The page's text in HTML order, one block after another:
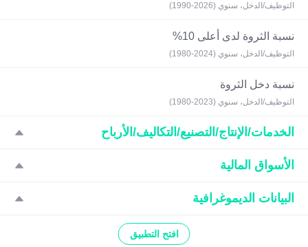
التوظيف/الدخل، سنوي (2026-1990)
نسبة الثروة لدى أعلى 10%
التوظيف/الدخل، سنوي (2024-1980)
نسبة دخل الثروة
التوظيف/الدخل، سنوي (2023-1980)
الخدمات/الإنتاج/التصنيع/التكاليف/الأرباح
الأسواق المالية
البيانات الديموغرافية
افتح التطبيق